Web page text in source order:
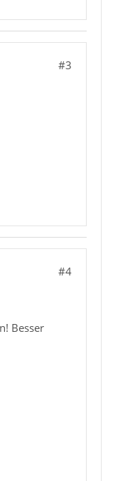
#3
#4
Besser